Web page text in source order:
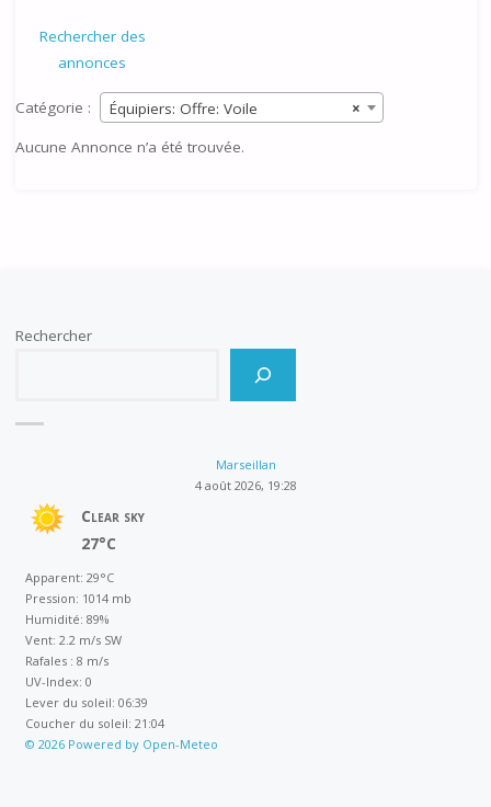
Rechercher des
annonces
Catégorie : ×
Équipiers: Offre: Voile
Aucune Annonce n’a été trouvée.
Rechercher
Marseillan
4 août 2026, 19:28
Clear sky
27°C
Apparent: 29°C
Pression: 1014 mb
Humidité: 89%
Vent: 2.2 m/s SW
Rafales : 8 m/s
UV-Index: 0
Lever du soleil: 06:39
Coucher du soleil: 21:04
© 2026 Powered by Open-Meteo